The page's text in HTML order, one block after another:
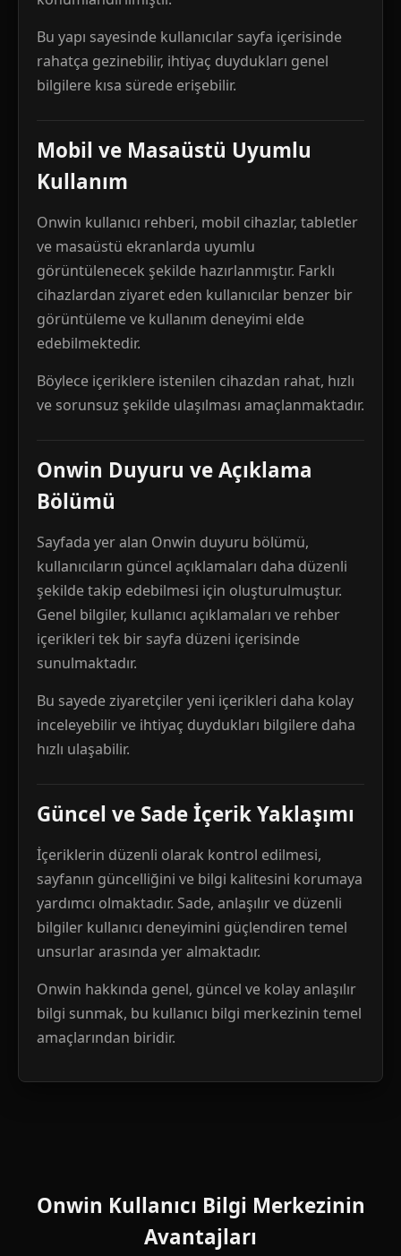
Bu yapı sayesinde kullanıcılar sayfa içerisinde
rahatça gezinebilir, ihtiyaç duydukları genel
bilgilere kısa sürede erişebilir.
Mobil ve Masaüstü Uyumlu
Kullanım
Onwin kullanıcı rehberi, mobil cihazlar, tabletler
ve masaüstü ekranlarda uyumlu
görüntülenecek şekilde hazırlanmıştır. Farklı
cihazlardan ziyaret eden kullanıcılar benzer bir
görüntüleme ve kullanım deneyimi elde
edebilmektedir.
Böylece içeriklere istenilen cihazdan rahat, hızlı
ve sorunsuz şekilde ulaşılması amaçlanmaktadır.
Onwin Duyuru ve Açıklama
Bölümü
Sayfada yer alan Onwin duyuru bölümü,
kullanıcıların güncel açıklamaları daha düzenli
şekilde takip edebilmesi için oluşturulmuştur.
Genel bilgiler, kullanıcı açıklamaları ve rehber
içerikleri tek bir sayfa düzeni içerisinde
sunulmaktadır.
Bu sayede ziyaretçiler yeni içerikleri daha kolay
inceleyebilir ve ihtiyaç duydukları bilgilere daha
hızlı ulaşabilir.
Güncel ve Sade İçerik Yaklaşımı
İçeriklerin düzenli olarak kontrol edilmesi,
sayfanın güncelliğini ve bilgi kalitesini korumaya
yardımcı olmaktadır. Sade, anlaşılır ve düzenli
bilgiler kullanıcı deneyimini güçlendiren temel
unsurlar arasında yer almaktadır.
Onwin hakkında genel, güncel ve kolay anlaşılır
bilgi sunmak, bu kullanıcı bilgi merkezinin temel
amaçlarından biridir.
Onwin Kullanıcı Bilgi Merkezinin
Avantajları